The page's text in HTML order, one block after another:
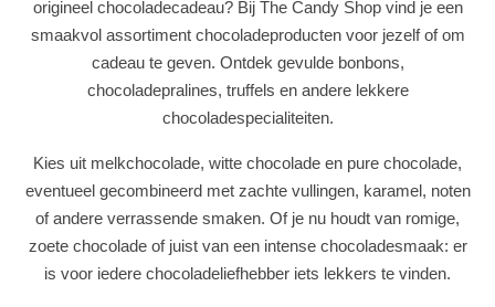
origineel chocoladecadeau? Bij The Candy Shop vind je een
smaakvol assortiment chocoladeproducten voor jezelf of om
cadeau te geven. Ontdek gevulde bonbons,
chocoladepralines, truffels en andere lekkere
chocoladespecialiteiten.
Kies uit melkchocolade, witte chocolade en pure chocolade,
eventueel gecombineerd met zachte vullingen, karamel, noten
of andere verrassende smaken. Of je nu houdt van romige,
zoete chocolade of juist van een intense chocoladesmaak: er
is voor iedere chocoladeliefhebber iets lekkers te vinden.